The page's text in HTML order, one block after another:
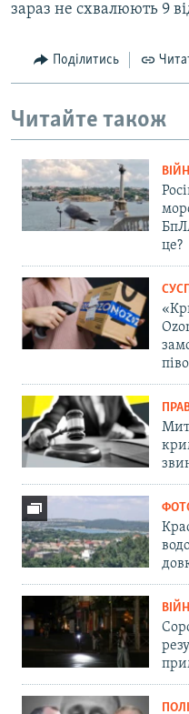
зараз не схвалюють 9
Поділитись
Читайте також
це?